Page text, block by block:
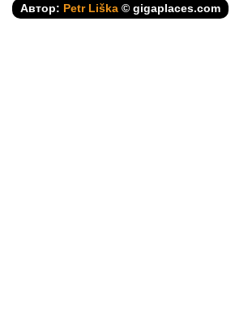
Автор: Petr Liška © gigaplaces.com